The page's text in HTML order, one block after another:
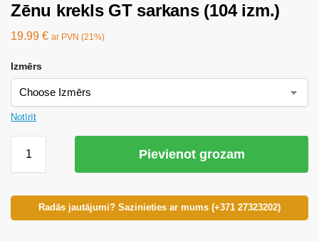
Zēnu krekls GT sarkans (104 izm.)
19.99 € ar PVN (21%)
Izmērs
Notīrīt
Pievienot grozam
Radās jautājumi? Sazinieties ar mums (+371 27323202)